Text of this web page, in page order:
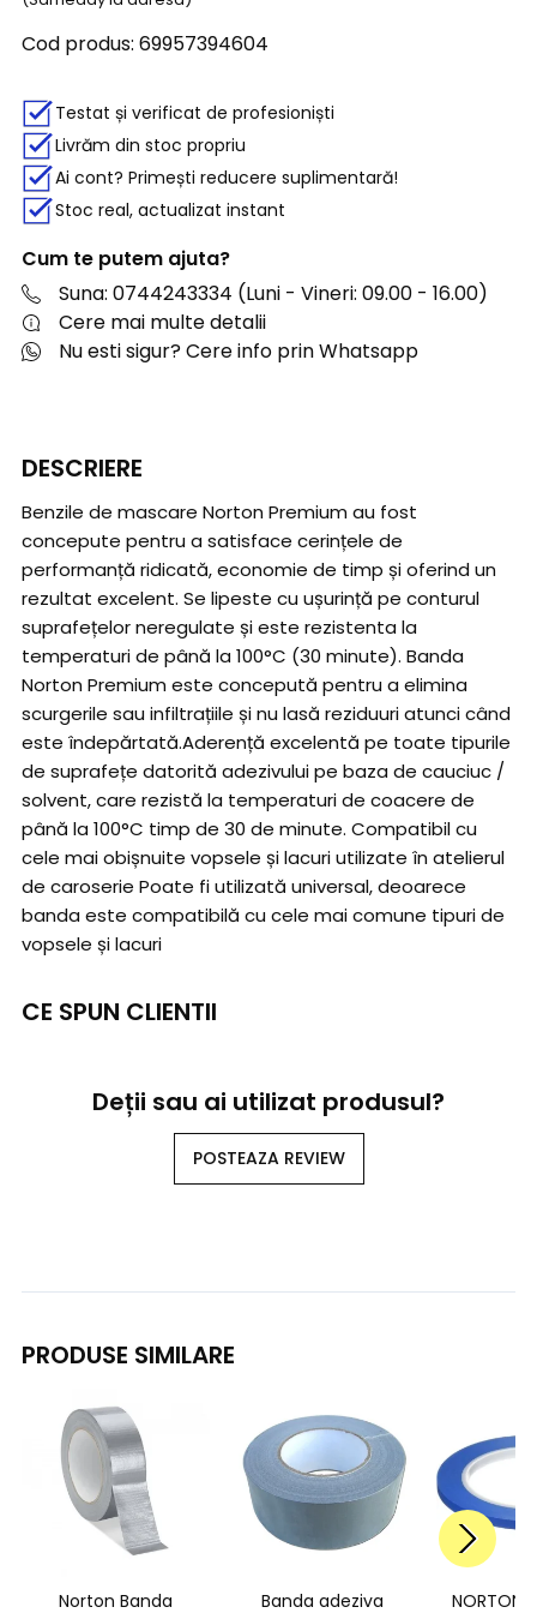
Cod produs: 69957394604
Testat și verificat de profesioniști
Livrăm din stoc propriu
Ai cont? Primești reducere suplimentară!
Stoc real, actualizat instant
Cum te putem ajuta?
Suna: 0744243334 (Luni - Vineri: 09.00 - 16.00)
Cere mai multe detalii
Nu esti sigur? Cere info prin Whatsapp
DESCRIERE
Benzile de mascare Norton Premium au fost
concepute pentru a satisface cerințele de
performanță ridicată, economie de timp și oferind un
rezultat excelent. Se lipeste cu ușurință pe conturul
suprafețelor neregulate și este rezistenta la
temperaturi de până la 100°C (30 minute). Banda
Norton Premium este concepută pentru a elimina
scurgerile sau infiltrațiile și nu lasă reziduuri atunci când
este îndepărtată.Aderență excelentă pe toate tipurile
de suprafețe datorită adezivului pe baza de cauciuc /
solvent, care rezistă la temperaturi de coacere de
până la 100°C timp de 30 de minute. Compatibil cu
cele mai obișnuite vopsele și lacuri utilizate în atelierul
de caroserie Poate fi utilizată universal, deoarece
banda este compatibilă cu cele mai comune tipuri de
vopsele și lacuri
CE SPUN CLIENTII
Deții sau ai utilizat produsul?
POSTEAZA REVIEW
PRODUSE SIMILARE
Norton Banda Banda adeziva NORTON